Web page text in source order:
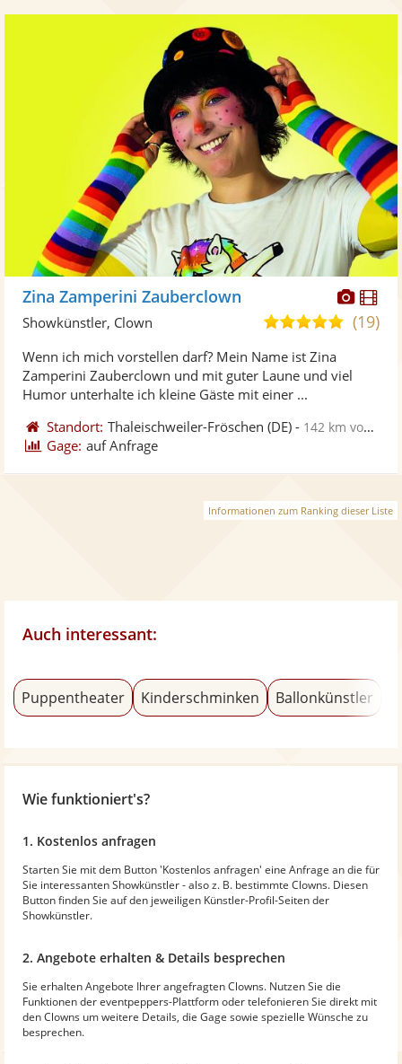
Zina Zamperini Zauberclown
5,0
5
(19)
Showkünstler, Clown
Wenn ich mich vorstellen darf? Mein Name ist Zina
Zamperini Zauberclown und mit guter Laune und viel
Humor unterhalte ich kleine Gäste mit einer ...
Standort: Thaleischweiler-Fröschen (DE) - 142 km von Freiburg im Breisgau
Gage: auf Anfrage
Informationen zum Ranking dieser Liste
Auch interessant:
Puppentheater Kinderschminken Ballonkünstler
Wie funktioniert's?
1. Kostenlos anfragen
Starten Sie mit dem Button 'Kostenlos anfragen' eine Anfrage an die für
Sie interessanten Showkünstler - also z. B. bestimmte Clowns. Diesen
Button finden Sie auf den jeweiligen Künstler-Profil-Seiten der
Showkünstler.
2. Angebote erhalten & Details besprechen
Sie erhalten Angebote Ihrer angefragten Clowns. Nutzen Sie die
Funktionen der eventpeppers-Plattform oder telefonieren Sie direkt mit
den Clowns um weitere Details, die Gage sowie spezielle Wünsche zu
besprechen.